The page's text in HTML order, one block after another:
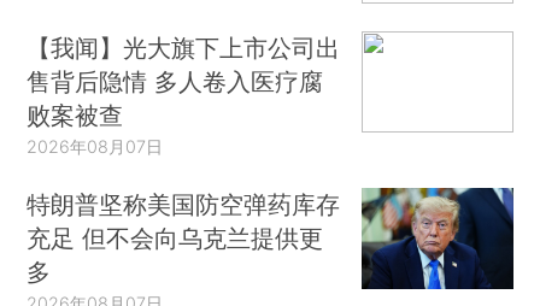
【我闻】光大旗下上市公司出
售背后隐情 多人卷入医疗腐
败案被查
2026年08月07日
特朗普坚称美国防空弹药库存
充足 但不会向乌克兰提供更
多